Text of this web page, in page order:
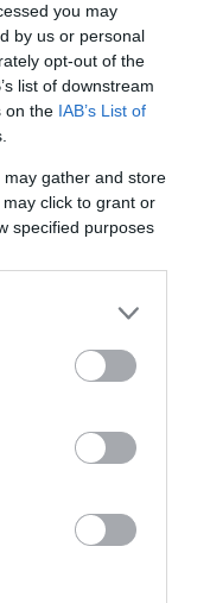
you may
by us or personal
opt-out of the
list of downstream
on the IAB’s List of
gather and store
click to grant or
specified purposes
AGRÁR
A nyári